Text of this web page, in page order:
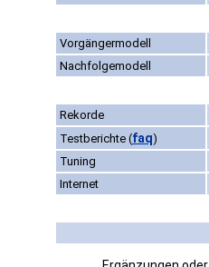
Vorgängermodell
Nachfolgemodell
Rekorde
Testberichte (faq)
Tuning
Internet